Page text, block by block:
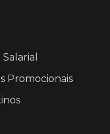
Promocionais